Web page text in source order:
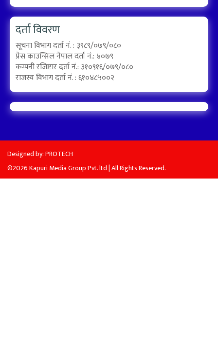
दर्ता विवरण
सूचना विभाग दर्ता नं. : ३९८९/०७९/०८०
प्रेस काउन्सिल नेपाल दर्ता नं.: ४०७९
कम्पनी रजिष्टार दर्ता नं.: ३१०९१६/०७९/०८०
राजस्व विभाग दर्ता नं. : ६१०४८५००२
Designed by:PROTECH
©2026 Kapuri Media Group Pvt. ltd | All Rights Reserved.